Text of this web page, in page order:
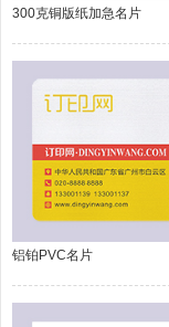
300克铜版纸加急名片
铝铂PVC名片